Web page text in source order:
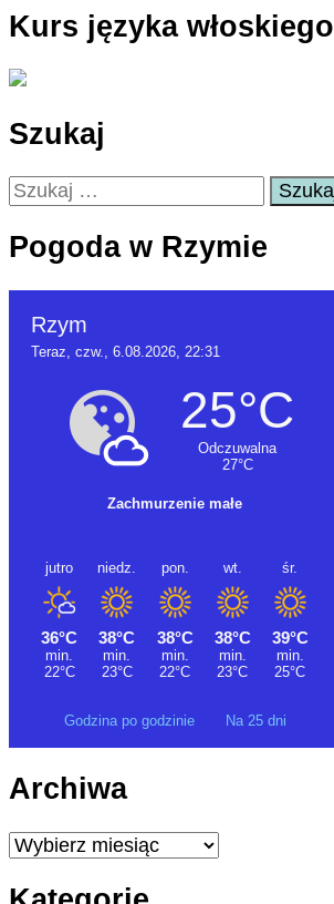
Kurs języka włoskiego
Szukaj
Szukaj:
Pogoda w Rzymie
Godzina po godzinie Na 25 dni
Archiwa
Archiwa